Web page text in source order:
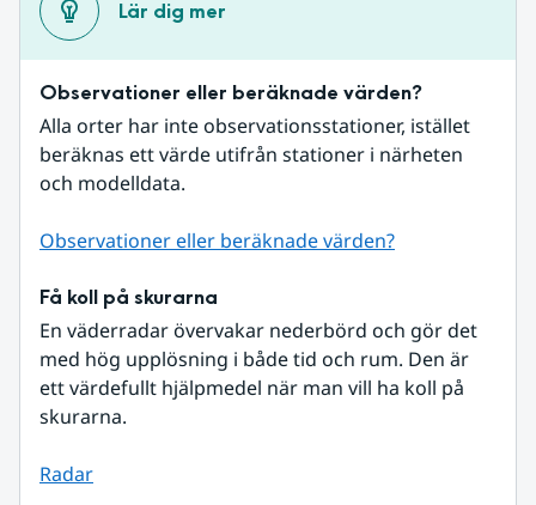
Lär dig mer
Observationer eller beräknade värden?
Alla orter har inte observationsstationer, istället
beräknas ett värde utifrån stationer i närheten
och modelldata.
Observationer eller beräknade värden?
Få koll på skurarna
En väderradar övervakar nederbörd och gör det
med hög upplösning i både tid och rum. Den är
ett värdefullt hjälpmedel när man vill ha koll på
skurarna.
Radar